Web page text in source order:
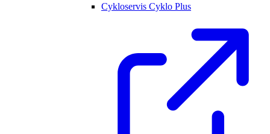
Cykloservis Cyklo Plus